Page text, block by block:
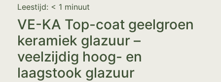
Leestijd: < 1 minuut
VE-KA Top-coat geelgroen
keramiek glazuur –
veelzijdig hoog- en
laagstook glazuur